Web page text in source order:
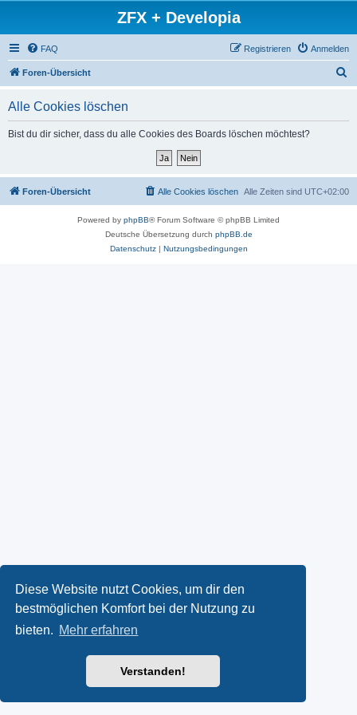
Diese Website nutzt Cookies, um dir den
bestmöglichen Komfort bei der Nutzung zu
bieten. Mehr erfahren
Verstanden!
ZFX + Developia
FAQ Anmelden
Registrieren
Foren-Übersicht
Alle Cookies löschen
Bist du dir sicher, dass du alle Cookies des Boards löschen möchtest?
Foren-Übersicht Alle Zeiten sind UTC+02:00
Alle Cookies löschen
Powered by phpBB® Forum Software © phpBB Limited
Deutsche Übersetzung durch phpBB.de
Datenschutz| Nutzungsbedingungen